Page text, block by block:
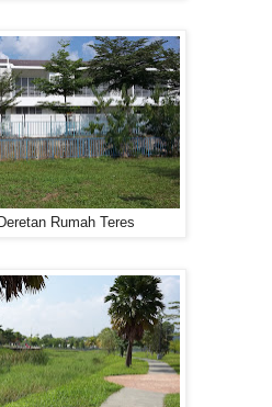
Rumah Teres